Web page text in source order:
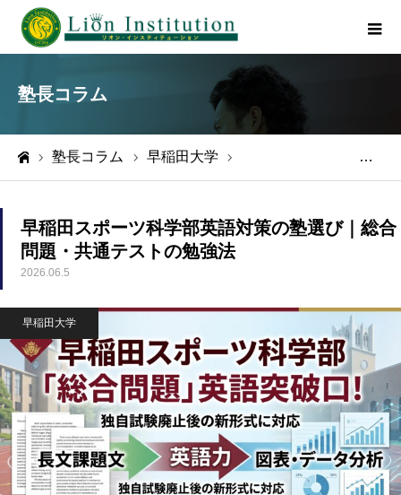
塾長コラム
塾長コラム 早稲田大学
早稲田スポーツ科学部英語対策の塾選び｜総合
問題・共通テストの勉強法
2026.06.5
早稲田大学